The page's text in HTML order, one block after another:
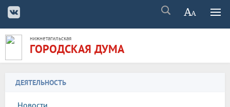
нижнетагильская
ГОРОДСКАЯ ДУМА
ДЕЯТЕЛЬНОСТЬ
Новости